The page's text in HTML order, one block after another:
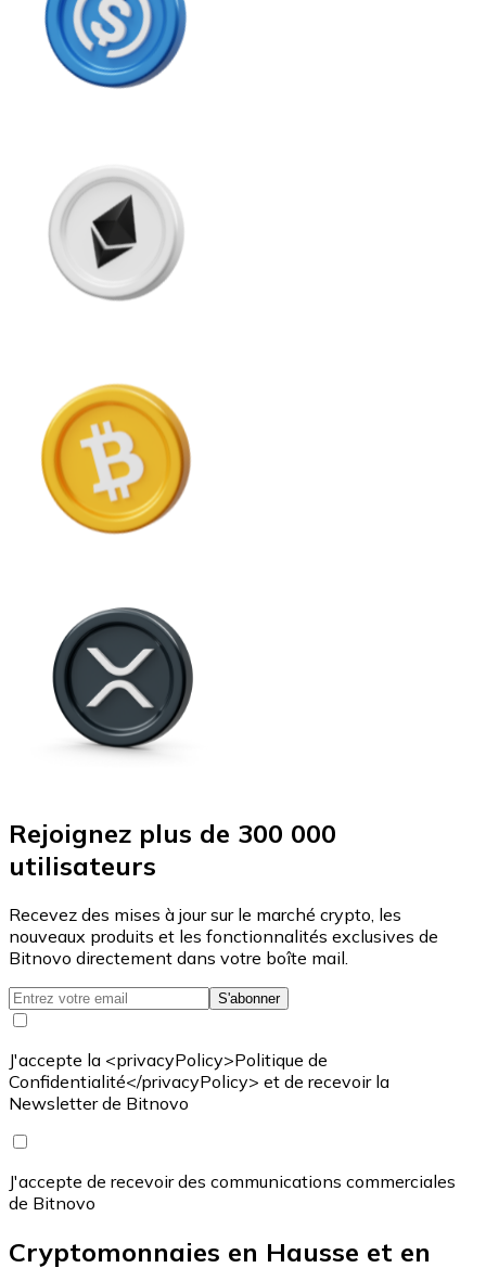
Rejoignez plus de 300 000
utilisateurs
Recevez des mises à jour sur le marché crypto, les
nouveaux produits et les fonctionnalités exclusives de
Bitnovo directement dans votre boîte mail.
S'abonner
J'accepte la <privacyPolicy>Politique de
Confidentialité</privacyPolicy> et de recevoir la
Newsletter de Bitnovo
J'accepte de recevoir des communications commerciales
de Bitnovo
Cryptomonnaies en Hausse et en